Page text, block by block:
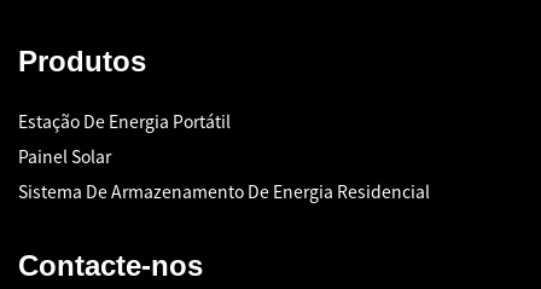
Produtos
Estação De Energia Portátil
Painel Solar
Sistema De Armazenamento De Energia Residencial
Contacte-nos